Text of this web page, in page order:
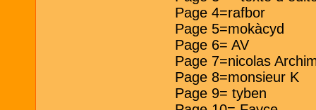
Page 4=rafbor
Page 5=mokàcyd
Page 6= AV
Page 7=nicolas
Page 8=monsieur K
Page 9= tyben